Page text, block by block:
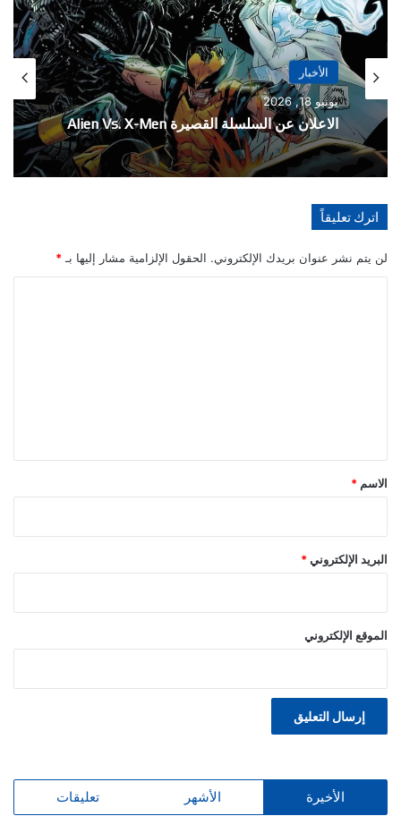
الأخبار
يونيو 18, 2026
الاعلان عن السلسلة القصيرة Alien Vs. X-Men
الأخبار
مايو 21, 2026
تفاصيل احتفالية العدد 1000 من سلسلة The
Amazing Spider-Man
اترك تعليقاً
لن يتم نشر عنوان بريدك الإلكتروني. الحقول الإلزامية مشار إليها بـ *
*
الاسم *
البريد الإلكتروني *
الموقع الإلكتروني
الأخيرة الأشهر تعليقات